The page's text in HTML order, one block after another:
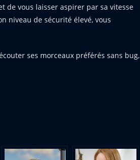
de vous laisser aspirer par sa vitesse
niveau de sécurité élevé, vous
ses morceaux préférés sans bug,